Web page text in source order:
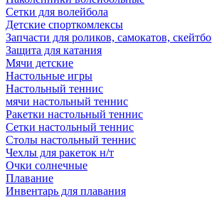
Сетки для волейбола
Детские спорткомлексы
Запчасти для роликов, самокатов,
Защита для катания
Мячи детские
Настольные игры
Настольный теннис
мячи настольный теннис
Ракетки настольный теннис
Сетки настольный теннис
Столы настольный теннис
Чехлы для ракеток н/т
Очки солнечные
Плавание
Инвентарь для плавания